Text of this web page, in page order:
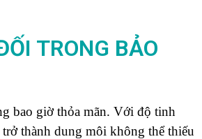
TRONG BẢO
bao giờ thỏa mãn. Với độ tinh
thành dung môi không thể thiếu